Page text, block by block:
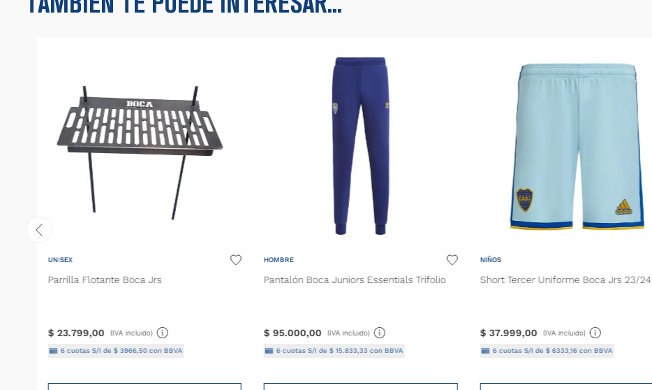
UNISEX
Parrilla Flotante Boca Jrs
$ 23.799,00 (IVA incluido)
6cuotas S/I de $ 3966,50con BBVA
HOMBRE
Pantalón Boca Juniors Essentials Trifolio
$ 95.000,00 (IVA incluido)
6 cuotas S/I de$ 15.833,33 con BBVA
NIÑOS
Short Tercer Uniforme Boca Jrs 23/24
$ 37.999,00 (IVA incluido)
6cuotas S/I de $ 6333,16con BBVA